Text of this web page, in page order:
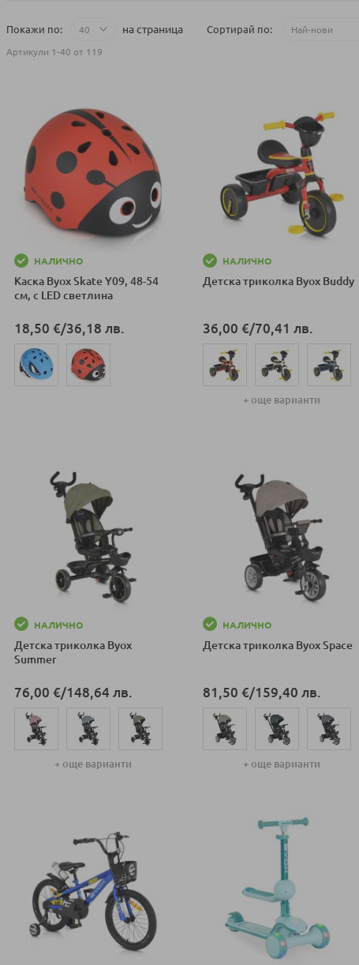
Покажи по на страница Сортирай по
Артикули 1-40 от 119
НАЛИЧНО
Каска Byox Skate Y09, 48-54
см, с LED светлина
18,50 €/36,18 лв.
НАЛИЧНО
Детска триколка Byox Buddy
36,00 €/70,41 лв.
+ още варианти
НАЛИЧНО
Детска триколка Byox
Summer
76,00 €/148,64 лв.
+ още варианти
НАЛИЧНО
Детска триколка Byox Space
81,50 €/159,40 лв.
+ още варианти